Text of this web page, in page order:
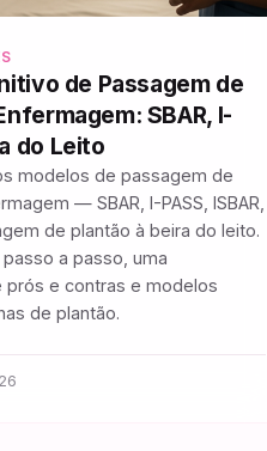
de Passagem de
SBAR, I-
do Leito
modelos de passagem de
— SBAR, I-PASS, ISBAR,
de plantão à beira do leito.
a passo, uma
prós e contras e modelos
de plantão.